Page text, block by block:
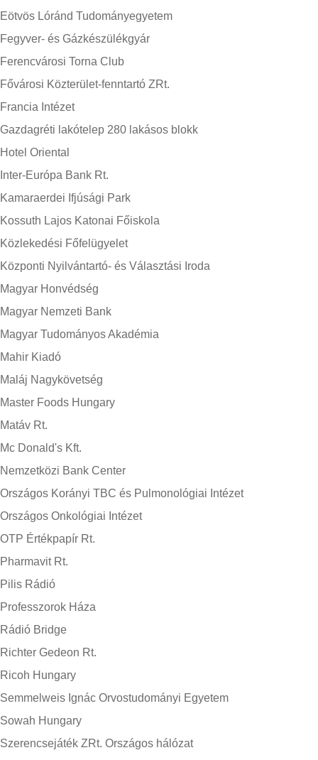
Eötvös Lóránd Tudományegyetem
Fegyver- és Gázkészülékgyár
Ferencvárosi Torna Club
Fővárosi Közterület-fenntartó ZRt.
Francia Intézet
Gazdagréti lakótelep 280 lakásos blokk
Hotel Oriental
Inter-Európa Bank Rt.
Kamaraerdei Ifjúsági Park
Kossuth Lajos Katonai Főiskola
Közlekedési Főfelügyelet
Központi Nyilvántartó- és Választási Iroda
Magyar Honvédség
Magyar Nemzeti Bank
Magyar Tudományos Akadémia
Mahir Kiadó
Maláj Nagykövetség
Master Foods Hungary
Matáv Rt.
Mc Donald's Kft.
Nemzetközi Bank Center
Országos Korányi TBC és Pulmonológiai Intézet
Országos Onkológiai Intézet
OTP Értékpapír Rt.
Pharmavit Rt.
Pilis Rádió
Professzorok Háza
Rádió Bridge
Richter Gedeon Rt.
Ricoh Hungary
Semmelweis Ignác Orvostudományi Egyetem
Sowah Hungary
Szerencsejáték ZRt. Országos hálózat